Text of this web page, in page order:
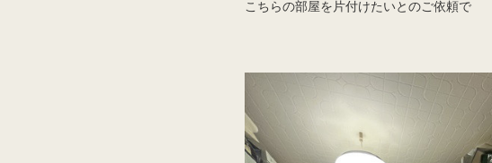
こちらの部屋を片付けたいとのご依頼で